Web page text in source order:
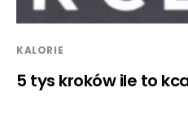
KALORIE
5 tys kroków ile to